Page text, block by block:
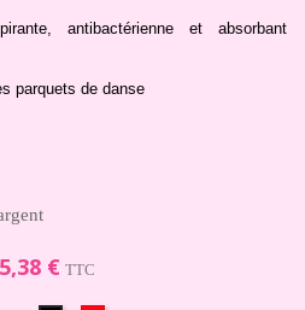
antibactérienne et absorbant
parquets de danse
€ TTC